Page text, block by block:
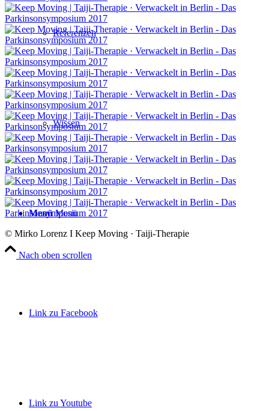
Referenzen
Wissen
Menü Menü
Link zu Facebook
Link zu Youtube
© Mirko Lorenz I Keep Moving · Taiji-Therapie
Nach oben scrollen